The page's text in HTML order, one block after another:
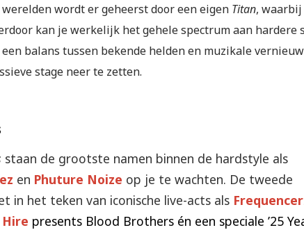
wordt er geheerst door een eigen Titan, waarbij
kan je werkelijk het gehele spectrum aan hardere
balans tussen bekende helden en muzikale
stage neer te zetten.
staan de grootste namen binnen de hardstyle als
en Phuture Noize op je te wachten. De tweede
in het teken van iconische live-acts als
presents Blood Brothers én een speciale ’25